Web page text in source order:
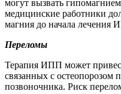
могут вызвать
медицинские работники
магния до начала лечения
Переломы
Терапия ИПП может
связанных с остеопорозом
позвоночника. Риск